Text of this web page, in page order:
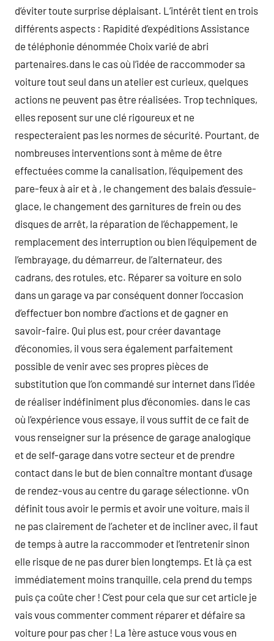
d’éviter toute surprise déplaisant. L’intérêt tient en trois
différents aspects : Rapidité d’expéditions Assistance
de téléphonie dénommée Choix varié de abri
partenaires.dans le cas où l’idée de raccommoder sa
voiture tout seul dans un atelier est curieux, quelques
actions ne peuvent pas être réalisées. Trop techniques,
elles reposent sur une clé rigoureux et ne
respecteraient pas les normes de sécurité. Pourtant, de
nombreuses interventions sont à même de être
effectuées comme la canalisation, l’équipement des
pare-feux à air et à , le changement des balais d’essuie-
glace, le changement des garnitures de frein ou des
disques de arrêt, la réparation de l’échappement, le
remplacement des interruption ou bien l’équipement de
l’embrayage, du démarreur, de l’alternateur, des
cadrans, des rotules, etc. Réparer sa voiture en solo
dans un garage va par conséquent donner l’occasion
d’effectuer bon nombre d’actions et de gagner en
savoir-faire. Qui plus est, pour créer davantage
d’économies, il vous sera également parfaitement
possible de venir avec ses propres pièces de
substitution que l’on commandé sur internet dans l’idée
de réaliser indéfiniment plus d’économies. dans le cas
où l’expérience vous essaye, il vous suffit de ce fait de
vous renseigner sur la présence de garage analogique
et de self-garage dans votre secteur et de prendre
contact dans le but de bien connaître montant d’usage
de rendez-vous au centre du garage sélectionne. vOn
définit tous avoir le permis et avoir une voiture, mais il
ne pas clairement de l’acheter et de incliner avec, il faut
de temps à autre la raccommoder et l’entretenir sinon
elle risque de ne pas durer bien longtemps. Et là ça est
immédiatement moins tranquille, cela prend du temps
puis ça coûte cher ! C’est pour cela que sur cet article je
vais vous commenter comment réparer et défaire sa
voiture pour pas cher ! La 1ère astuce vous vous en